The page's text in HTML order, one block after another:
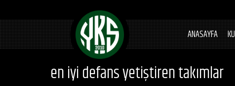
ANASAYFA
en iyi defans yetiştiren takımlar